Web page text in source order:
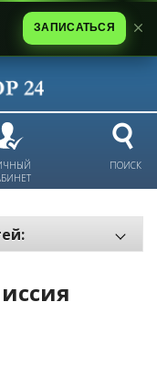
ПОИСК
подпись
ЗАПИСАТЬСЯ